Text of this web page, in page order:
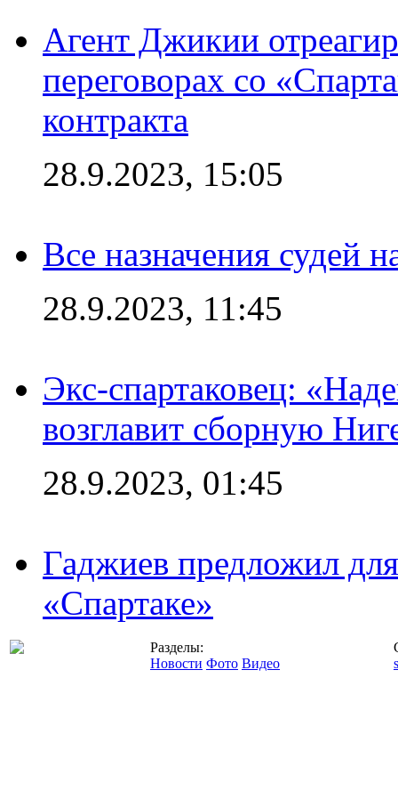
Агент Джикии
переговорах со
контракта
28.9.2023, 15:05
Все назначения судей
28.9.2023, 11:45
Экс-спартаковец:
возглавит сборную
28.9.2023, 01:45
Гаджиев предложил
«Спартаке»
Разделы:
Новости Фото Видео